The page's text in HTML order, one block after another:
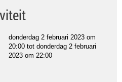
donderdag 2 februari 2023 om
20:00 tot donderdag 2 februari
2023 om 22:00